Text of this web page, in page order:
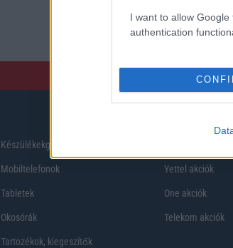
I want to allow
authentication
preferenciákkal rendelkezik, így a
Készülékekguru
Mobiltelefonok
Tabletek
Okosórák
Tartozékok, kiegeszítők
Yettel akciók
One akciók
Telekom akciók